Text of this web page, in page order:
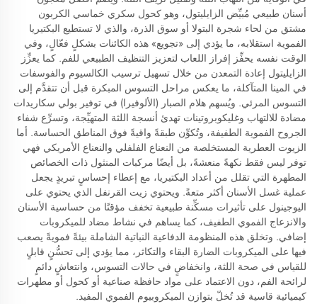
أسنان طبيعي مُبيِّض الزايليتول، وهو كحول سكري خماسي الكربون
مشتق من لحاء شجرة البتولا أو سوق الذرة، والذي لا تستطيع البكتيريا
الفموية استقلابه، ما يؤدي إلى «تجويع» هذه الكائنات بشكلٍ فعّالٍ، وفي
الوقت نفسه يحفِّز إفراز اللعاب لتعزيز التنظيف الطبيعي للفم. كما يعزِّز
الزايليتول إعادة التمعدن من خلال تسهيل ترسيب الكالسيوم والفوسفات
في المينا المتآكلة، ما يعكس مراحل التسوس المبكرة قبل أن تتقدَّم إلى
التسوس المرئي. ويُسهم هلام الصبار (الألوفيرا) في توفير بولي سكاريدات
مضادة للالتهاب وغليكوبروتينات تهدئ أنسجة اللثة المتهيِّجة، وتسرِّع شفاء
الجروح الفموية الطفيفة، وتُكوِّن طبقةً واقيةً فوق المناطق الحساسة. أما
الزيوت العطرية المستخلصة من النعناع الفلفلي والنعناع الأمريكي فهي
توفر ليس فقط نكهةً منعشةً، بل أيضًا مركبات المنثول ذات الخصائص
المطهرة التي تقلل من أعداد البكتيريا، مع إعطاء إحساسٍ تبريدٍ يجعل
عملية غسل الأسنان أكثر متعةً. ويحتوي زيت القرنفل الذي يحتوي على
اليوجينول على تأثيرات مسكِّنة طبيعية تخفف مؤقتًا من حساسية الأسنان
والانزعاج الفموي الطفيف، كما يساهم في نشاط مضاد للميكروبات
إضافي. وتخلق هذه المنظومة الدفاعية النباتية الشاملة بيئةً فمويةً يصعب
فيها على الميكروبات الضارة البقاء والتكاثر، مما يؤدي إلى تحسُّنٍ قابلٍ
للقياس في صحة اللثة، وانخفاضٍ في حالات التسوس، وانتعاشٍ دائمٍ
لرائحة الفم، دون الاعتماد على مواد حافظة صناعية أو كحول أو مطهرات
كيميائية قاسية قد تُخلّ بتوازن الميكروبيوم الفموي المفيد.